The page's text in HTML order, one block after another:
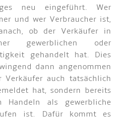
neu eingeführt. Wer
und wer Verbraucher ist,
ob der Verkäufer in
gewerblichen oder
gehandelt hat. Dies
dann angenommen
Verkäufer auch tatsächlich
hat, sondern bereits
Handeln als gewerbliche
ist. Dafür kommt es